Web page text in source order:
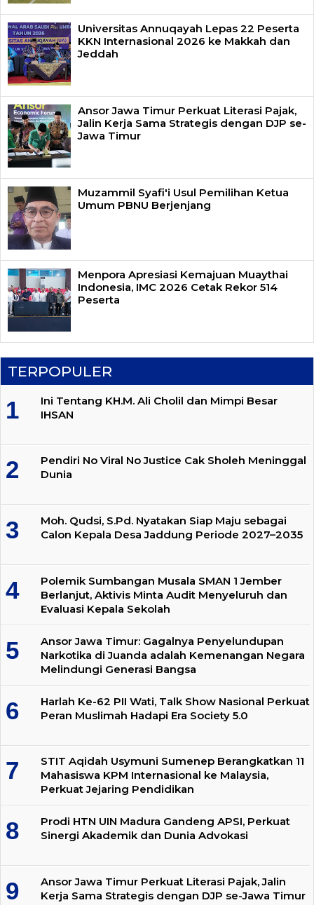
Universitas Annuqayah Lepas 22 Peserta
KKN Internasional 2026 ke Makkah dan
Jeddah
Ansor Jawa Timur Perkuat Literasi Pajak,
Jalin Kerja Sama Strategis dengan DJP se-
Jawa Timur
Muzammil Syafi'i Usul Pemilihan Ketua
Umum PBNU Berjenjang
Menpora Apresiasi Kemajuan Muaythai
Indonesia, IMC 2026 Cetak Rekor 514
Peserta
TERPOPULER
Ini Tentang KH.M. Ali Cholil dan Mimpi Besar
IHSAN
Pendiri No Viral No Justice Cak Sholeh Meninggal
Dunia
Moh. Qudsi, S.Pd. Nyatakan Siap Maju sebagai
Calon Kepala Desa Jaddung Periode 2027–2035
Polemik Sumbangan Musala SMAN 1 Jember
Berlanjut, Aktivis Minta Audit Menyeluruh dan
Evaluasi Kepala Sekolah
Ansor Jawa Timur: Gagalnya Penyelundupan
Narkotika di Juanda adalah Kemenangan Negara
Melindungi Generasi Bangsa
Harlah Ke-62 PII Wati, Talk Show Nasional Perkuat
Peran Muslimah Hadapi Era Society 5.0
STIT Aqidah Usymuni Sumenep Berangkatkan 11
Mahasiswa KPM Internasional ke Malaysia,
Perkuat Jejaring Pendidikan
Prodi HTN UIN Madura Gandeng APSI, Perkuat
Sinergi Akademik dan Dunia Advokasi
Ansor Jawa Timur Perkuat Literasi Pajak, Jalin
Kerja Sama Strategis dengan DJP se-Jawa Timur